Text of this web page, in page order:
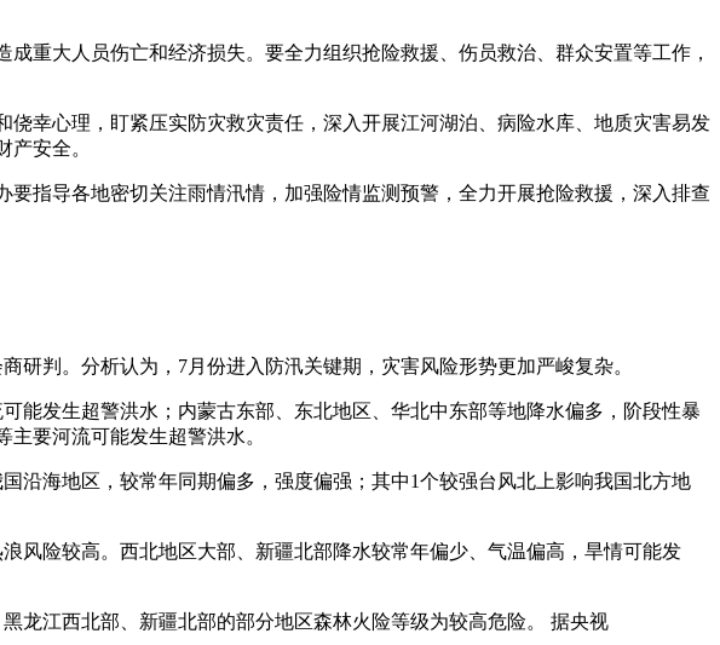
重大人员伤亡和经济损失。要全力组织抢险救援、伤员救治、群众安置等工作，
幸心理，盯紧压实防灾救灾责任，深入开展江河湖泊、病险水库、地质灾害易发
安全。
指导各地密切关注雨情汛情，加强险情监测预警，全力开展抢险救援，深入排查
判。分析认为，7月份进入防汛关键期，灾害风险形势更加严峻复杂。
能发生超警洪水；内蒙古东部、东北地区、华北中东部等地降水偏多，阶段性暴
要河流可能发生超警洪水。
海地区，较常年同期偏多，强度偏强；其中1个较强台风北上影响我国北方地
风险较高。西北地区大部、新疆北部降水较常年偏少、气温偏高，旱情可能发
龙江西北部、新疆北部的部分地区森林火险等级为较高危险。 据央视